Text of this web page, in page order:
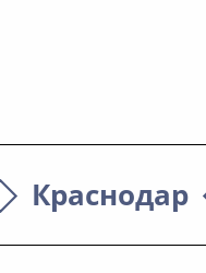
Краснодар